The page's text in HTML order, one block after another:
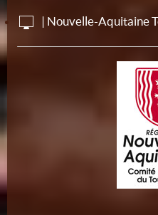
| Nouvelle-Aquitaine